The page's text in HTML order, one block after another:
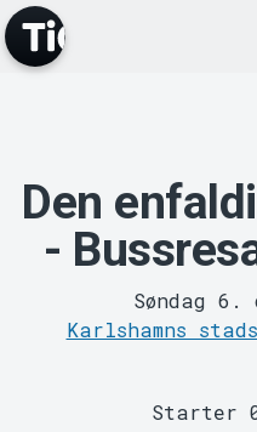
Den
-
Søndag 6.
Karlshamns
Starter